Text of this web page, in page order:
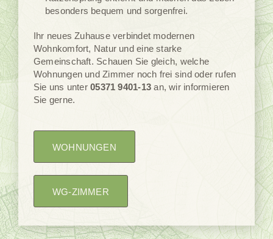
besonders bequem und sorgenfrei.
Ihr neues Zuhause verbindet modernen
Wohnkomfort, Natur und eine starke
Gemeinschaft. Schauen Sie gleich, welche
Wohnungen und Zimmer noch frei sind oder rufen
Sie uns unter05371 9401-13 an, wir informieren
Sie gerne.
WOHNUNGEN
WG-ZIMMER